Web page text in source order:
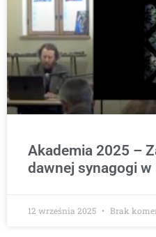
Akademia 2025 –
dawnej synagogi
12 września 2025 Brak